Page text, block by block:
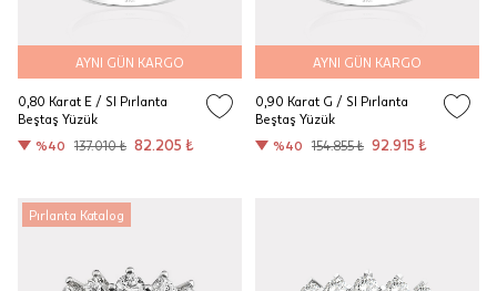
AYNI GÜN KARGO
0,80 Karat E / SI Pırlanta
Beştaş Yüzük
%40
137.010 ₺ 82.205 ₺
AYNI GÜN KARGO
0,90 Karat G / SI Pırlanta
Beştaş Yüzük
%40
154.855 ₺ 92.915 ₺
Pırlanta Katalog